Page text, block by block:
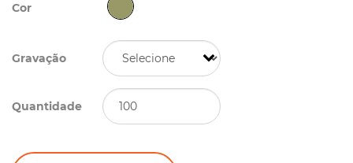
Cor
Gravação
Quantidade